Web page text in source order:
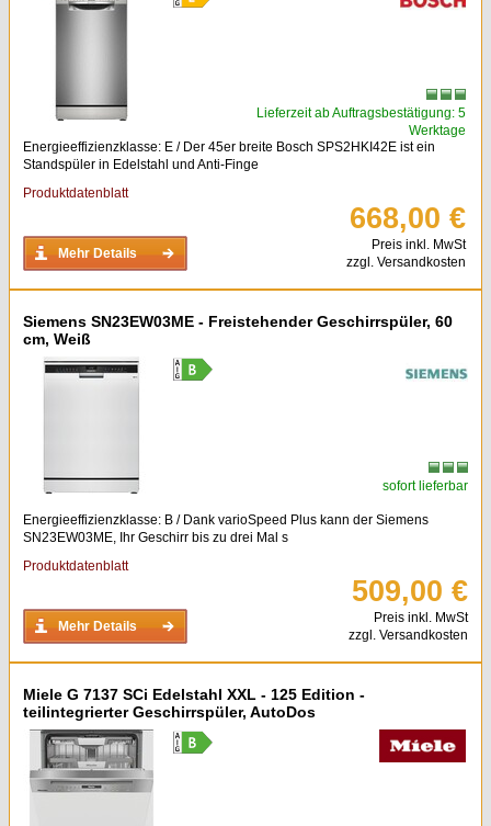
Lieferzeit ab Auftragsbestätigung: 5
Werktage
Energieeffizienzklasse: E / Der 45er breite Bosch SPS2HKI42E ist ein
Standspüler in Edelstahl und Anti-Finge
Produktdatenblatt
Mehr Details
668,00 €
Preis inkl. MwSt
zzgl. Versandkosten
Siemens SN23EW03ME - Freistehender Geschirrspüler, 60
cm, Weiß
sofort lieferbar
Energieeffizienzklasse: B / Dank varioSpeed Plus kann der Siemens
SN23EW03ME, Ihr Geschirr bis zu drei Mal s
Produktdatenblatt
Mehr Details
509,00 €
Preis inkl. MwSt
zzgl. Versandkosten
Miele G 7137 SCi Edelstahl XXL - 125 Edition -
teilintegrierter Geschirrspüler, AutoDos